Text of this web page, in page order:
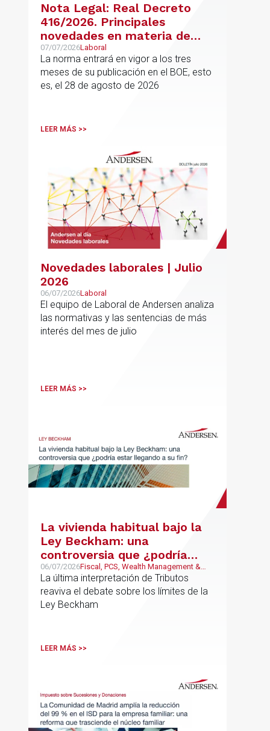
Nota Legal: Real Decreto
416/2026. Principales
novedades en materia de
jubilación flexible y jubilación
demorada
07/07/2026Laboral
La norma entrará en vigor a los tres
meses de su publicación en el BOE, esto
es, el 28 de agosto de 2026
LEER MÁS >>
Novedades laborales | Julio
2026
06/07/2026Laboral
El equipo de Laboral de Andersen analiza
las normativas y las sentencias de más
interés del mes de julio
LEER MÁS >>
La vivienda habitual bajo la
Ley Beckham: una
controversia que ¿podría
estar llegando a su fin?
06/07/2026Fiscal, PCS, Wealth Management &
Family Business
La última interpretación de Tributos
reaviva el debate sobre los límites de la
Ley Beckham
LEER MÁS >>